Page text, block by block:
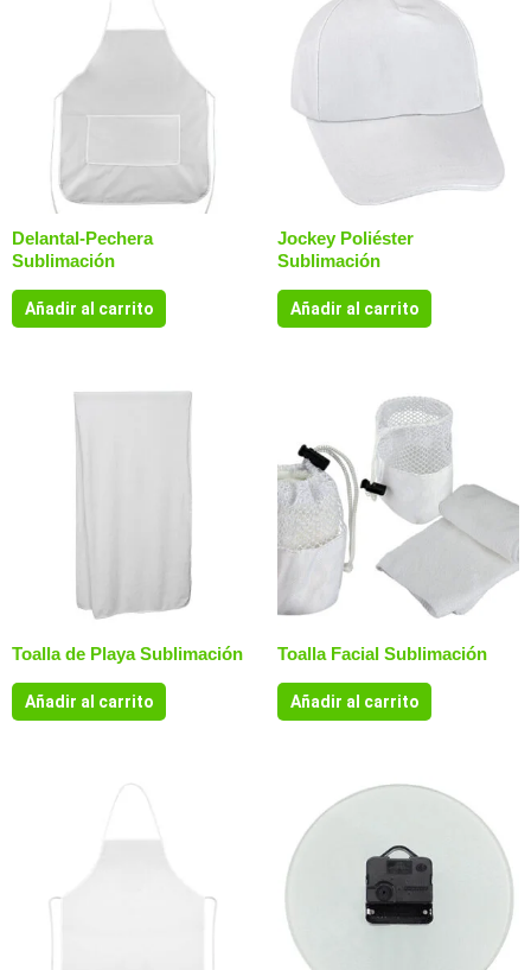
Delantal-Pechera
Sublimación
Añadir al carrito
Jockey Poliéster
Sublimación
Añadir al carrito
Toalla de Playa Sublimación
Añadir al carrito
Toalla Facial Sublimación
Añadir al carrito